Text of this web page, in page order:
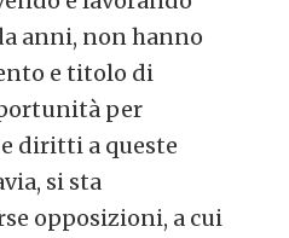
anni, non hanno
e titolo di
per
diritti a queste
si sta
opposizioni, a cui